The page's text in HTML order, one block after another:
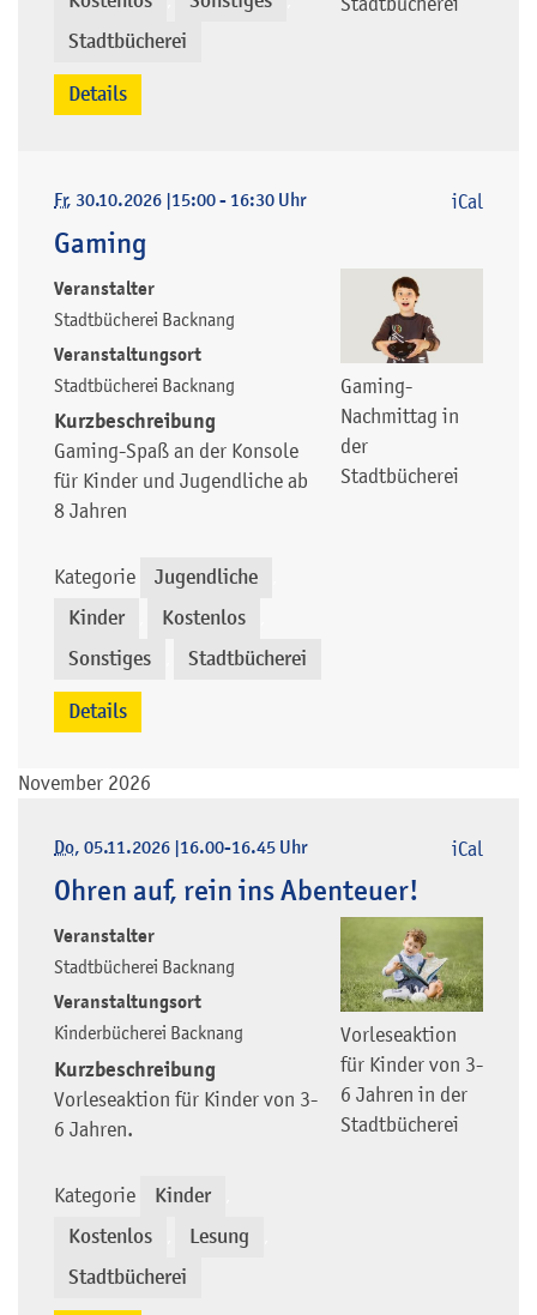
Stadtbücherei
Details
Fr, 30.10.2026 |15:00 - 16:30 Uhr
Gaming
Gaming-
Nachmittag in
der
Stadtbücherei
Veranstalter
Stadtbücherei Backnang
Veranstaltungsort
Stadtbücherei Backnang
Kurzbeschreibung
Gaming-Spaß an der Konsole
für Kinder und Jugendliche ab
8 Jahren
Kategorie Jugendliche
Kinder Kostenlos
Sonstiges Stadtbücherei
iCal
Details
November 2026
Do, 05.11.2026 |16.00-16.45 Uhr
Ohren auf, rein ins Abenteuer!
Vorleseaktion
für Kinder von 3-
6 Jahren in der
Stadtbücherei
Veranstalter
Stadtbücherei Backnang
Veranstaltungsort
Kinderbücherei Backnang
Kurzbeschreibung
Vorleseaktion für Kinder von 3-
6 Jahren.
Kategorie Kinder
Kostenlos Lesung
Stadtbücherei
iCal